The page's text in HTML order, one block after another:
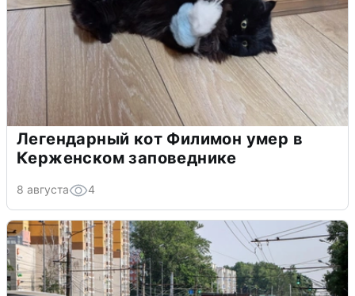
Легендарный кот Филимон умер в
Керженском заповеднике
8 августа 4